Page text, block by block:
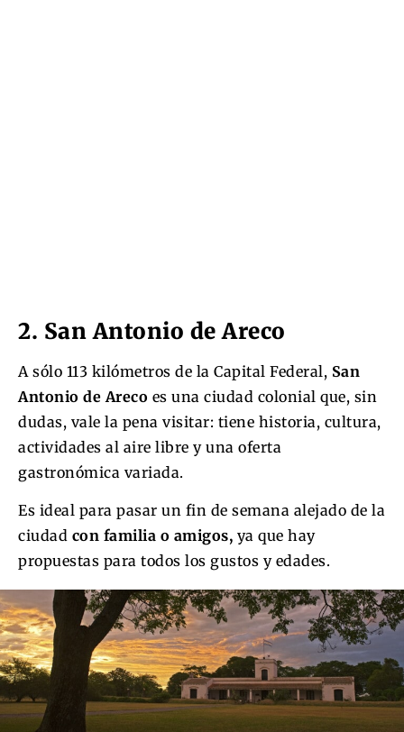
2. San Antonio de Areco
A sólo 113 kilómetros de la Capital Federal, San
Antonio de Areco es una ciudad colonial que, sin
dudas, vale la pena visitar: tiene historia, cultura,
actividades al aire libre y una oferta
gastronómica variada.
Es ideal para pasar un fin de semana alejado de la
ciudad con familia o amigos, ya que hay
propuestas para todos los gustos y edades.